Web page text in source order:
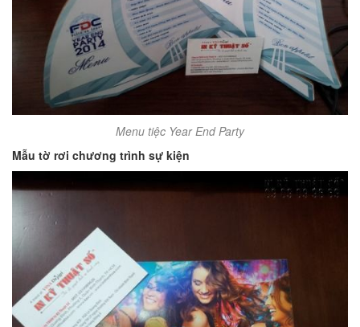
Menu tiệc Year End Party
Mẫu tờ rơi chương trình sự kiện